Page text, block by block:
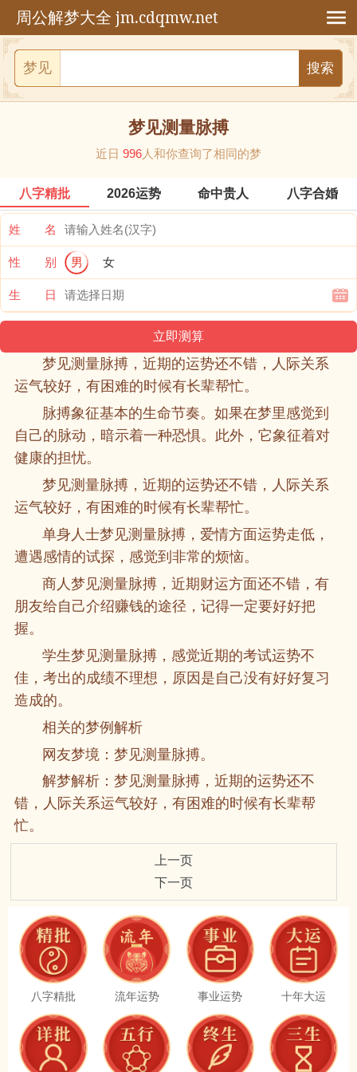
周公解梦大全 jm.cdqmw.net
梦见
梦见测量脉搏
近日 996人和你查询了相同的梦
八字精批 2026运势 命中贵人 八字合婚
姓 名
性 别 男 女
生 日
梦见测量脉搏，近期的运势还不错，人际关系
运气较好，有困难的时候有长辈帮忙。
脉搏象征基本的生命节奏。如果在梦里感觉到
自己的脉动，暗示着一种恐惧。此外，它象征着对
健康的担忧。
梦见测量脉搏，近期的运势还不错，人际关系
运气较好，有困难的时候有长辈帮忙。
单身人士梦见测量脉搏，爱情方面运势走低，
遭遇感情的试探，感觉到非常的烦恼。
商人梦见测量脉搏，近期财运方面还不错，有
朋友给自己介绍赚钱的途径，记得一定要好好把
握。
学生梦见测量脉搏，感觉近期的考试运势不
佳，考出的成绩不理想，原因是自己没有好好复习
造成的。
相关的梦例解析
网友梦境：梦见测量脉搏。
解梦解析：梦见测量脉搏，近期的运势还不
错，人际关系运气较好，有困难的时候有长辈帮
忙。
上一页
下一页
八字精批 流年运势 事业运势 十年大运